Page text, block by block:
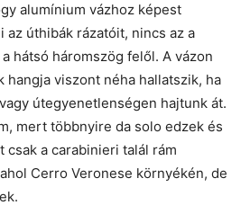
alumínium vázhoz képest
úthibák rázatóit, nincs az a
hátsó háromszög felől. A vázon
hangja viszont néha hallatszik, ha
útegyenetlenségen hajtunk át.
mert többnyire da solo edzek és
csak a carabinieri talál rám
Cerro Veronese környékén, de